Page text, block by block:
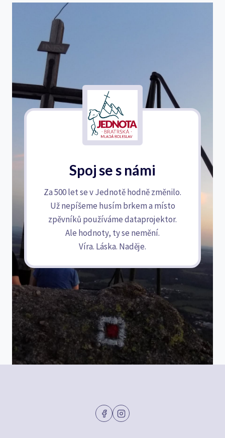
Spoj se s námi
Za 500 let se v Jednotě hodně změnilo.
Už nepíšeme husím brkem a místo
zpěvníků používáme dataprojektor.
Ale hodnoty, ty se nemění.
Víra. Láska. Naděje.